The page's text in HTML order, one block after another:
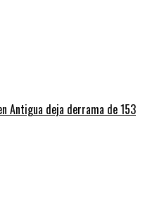
Antigua deja derrama de 153